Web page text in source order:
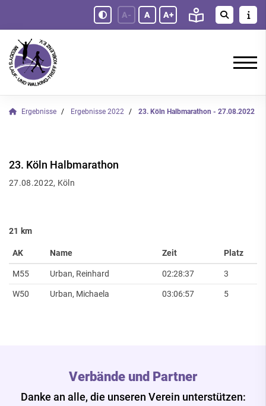
A- A A+
Ergebnisse Ergebnisse 2022 23. Köln Halbmarathon - 27.08.2022
23. Köln Halbmarathon
27.08.2022, Köln
21 km
AK Name Zeit Platz
M55 Urban, Reinhard 02:28:37
3
W50
Urban, Michaela 03:06:57 5
Verbände und Partner
Danke an alle, die unseren Verein unterstützen: